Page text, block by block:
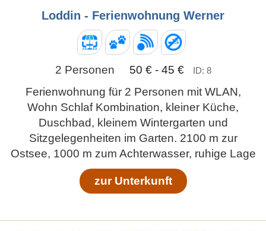
Loddin - Ferienwohnung Werner
2 Personen 50 € - 45 € ID: 8
Ferienwohnung für 2 Personen mit WLAN,
Wohn Schlaf Kombination, kleiner Küche,
Duschbad, kleinem Wintergarten und
Sitzgelegenheiten im Garten. 2100 m zur
Ostsee, 1000 m zum Achterwasser, ruhige Lage
zur Unterkunft